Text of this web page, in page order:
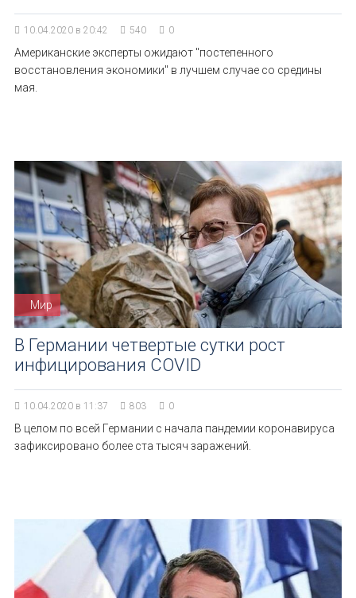
10.04.2020 в 20:42 540 0
Американские эксперты ожидают "постепенного
восстановления экономики" в лучшем случае со средины
мая.
Мир
В Германии четвертые сутки рост
инфицирования COVID
10.04.2020 в 11:37 803 0
В целом по всей Германии с начала пандемии коронавируса
зафиксировано более ста тысяч заражений.